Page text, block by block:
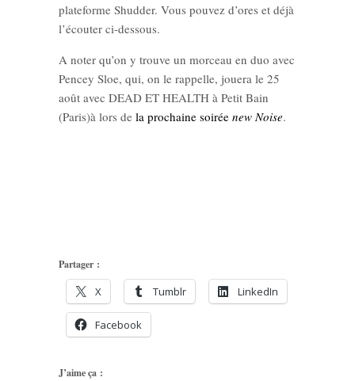
plateforme Shudder. Vous pouvez d’ores et déjà
l’écouter ci-dessous.
A noter qu’on y trouve un morceau en duo avec
Pencey Sloe, qui, on le rappelle, jouera le 25
août avec DEAD ET HEALTH à Petit Bain
(Paris)à lors de la prochaine soirée new Noise.
Partager :
X Tumblr LinkedIn
Facebook
J’aime ça :